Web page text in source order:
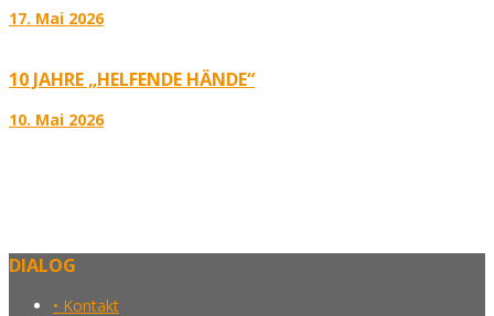
17. Mai 2026
10 JAHRE „HELFENDE HÄNDE“
10. Mai 2026
DIALOG
• Kontakt